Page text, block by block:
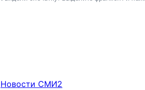
Новости СМИ2